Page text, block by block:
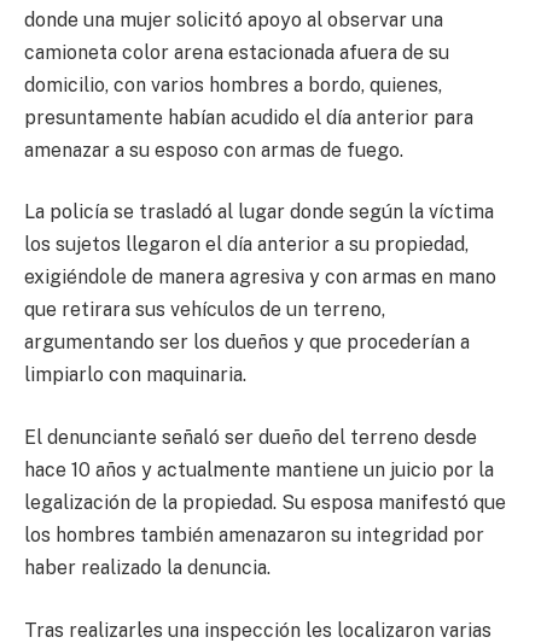
donde una mujer solicitó apoyo al observar una
camioneta color arena estacionada afuera de su
domicilio, con varios hombres a bordo, quienes,
presuntamente habían acudido el día anterior para
amenazar a su esposo con armas de fuego.
La policía se trasladó al lugar donde según la víctima
los sujetos llegaron el día anterior a su propiedad,
exigiéndole de manera agresiva y con armas en mano
que retirara sus vehículos de un terreno,
argumentando ser los dueños y que procederían a
limpiarlo con maquinaria.
El denunciante señaló ser dueño del terreno desde
hace 10 años y actualmente mantiene un juicio por la
legalización de la propiedad. Su esposa manifestó que
los hombres también amenazaron su integridad por
haber realizado la denuncia.
Tras realizarles una inspección les localizaron varias